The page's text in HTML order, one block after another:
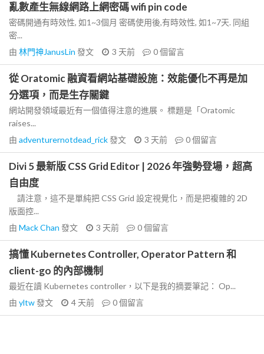
亂數產生無線網路上網密碼 wifi pin code
密碼開通有時效性, 如1~3個月 密碼使用後,有時效性, 如1~7天. 同組
密...
由 林門神JanusLin 發文 3 天前 0個留言
從 Oratomic 融資看網站基礎設施：效能優化不再是加
分選項，而是生存關鍵
網站開發領域最近有一個值得注意的進展。 標題是「Oratomic
raises...
由 adventurernotdead_rick發文 3 天前 0個留言
Divi 5 最新版 CSS Grid Editor | 2026 年強勢登場，超高
自由度
請注意，這不是單純把 CSS Grid 設定視覺化，而是把複雜的 2D
版面控...
由 Mack Chan 發文 3 天前 0個留言
搞懂 Kubernetes Controller, Operator Pattern 和
client-go 的內部機制
最近在讀 Kubernetes controller，以下是我的摘要筆記： Op...
由 yltw發文 4 天前 0個留言